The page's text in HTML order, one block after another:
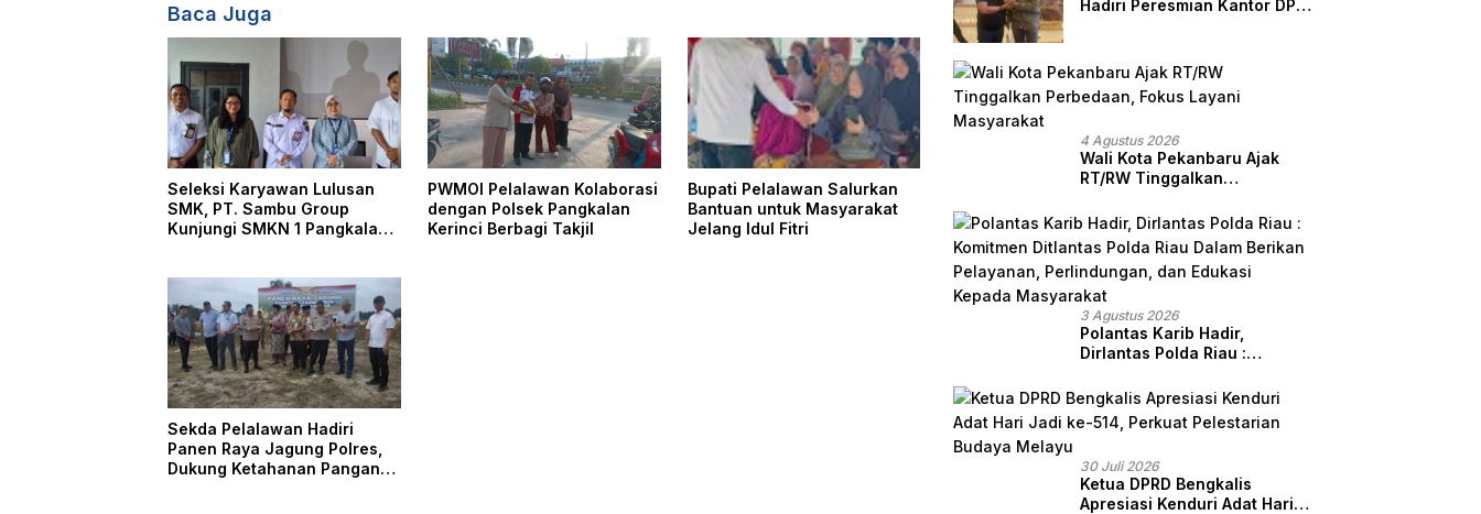
Baca Juga
Seleksi Karyawan Lulusan
SMK, PT. Sambu Group
Kunjungi SMKN 1 Pangkalan
PWMOI Pelalawan Kolaborasi
dengan Polsek Pangkalan
Kerinci Berbagi Takjil
Bupati Pelalawan Salurkan
Bantuan untuk Masyarakat
Jelang Idul Fitri
Sekda Pelalawan Hadiri
Panen Raya Jagung Polres,
Dukung Ketahanan Pangan
Hadiri Peresmian Kantor DPD
Pekanbaru
4 Agustus 2026
Wali Kota Pekanbaru Ajak
RT/RW Tinggalkan
Masyarakat
3 Agustus 2026
Polantas Karib Hadir,
Dirlantas Polda Riau :
Riau Dalam Berikan
Pelayanan, Perlindungan,
dan Edukasi Kepada
30 Juli 2026
Ketua DPRD Bengkalis
Apresiasi Kenduri Adat Hari